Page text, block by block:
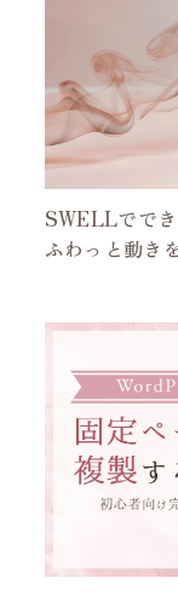
SWELLでで
ふわっと動き